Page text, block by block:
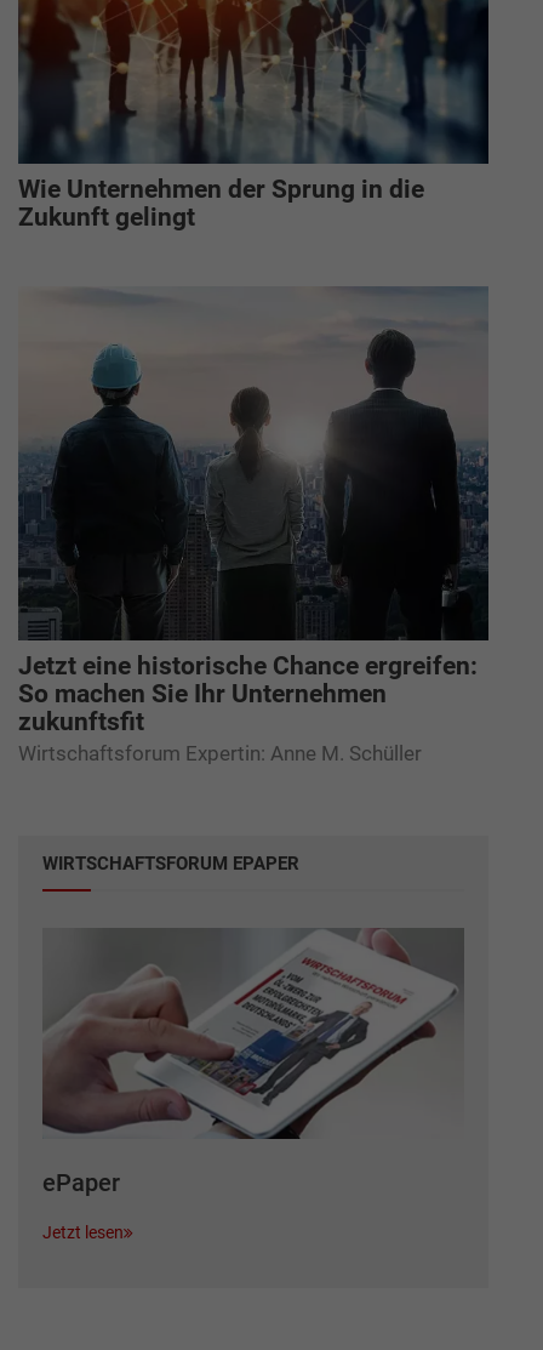
Wie Unternehmen der Sprung in die
Zukunft gelingt
Jetzt eine historische Chance ergreifen:
So machen Sie Ihr Unternehmen
zukunftsfit
Wirtschaftsforum Expertin: Anne M. Schüller
WIRTSCHAFTSFORUM EPAPER
ePaper
Jetzt lesen